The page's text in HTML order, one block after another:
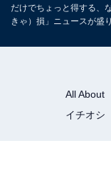
だけでちょっと得する、
きゃ）損」ニュースが盛
All About
イチオシ